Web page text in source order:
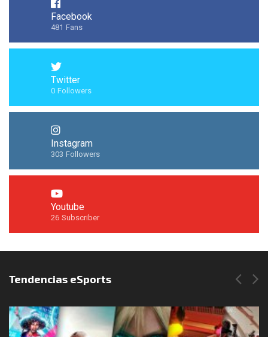
Facebook
481 Fans
Twitter
0 Followers
Instagram
303 Followers
Youtube
26 Subscriber
Síguenos en Instagram
Tendencias eSports